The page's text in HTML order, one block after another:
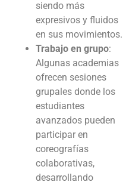
siendo más
expresivos y fluidos
en sus movimientos.
Trabajo en grupo:
Algunas academias
ofrecen sesiones
grupales donde los
estudiantes
avanzados pueden
participar en
coreografías
colaborativas,
desarrollando